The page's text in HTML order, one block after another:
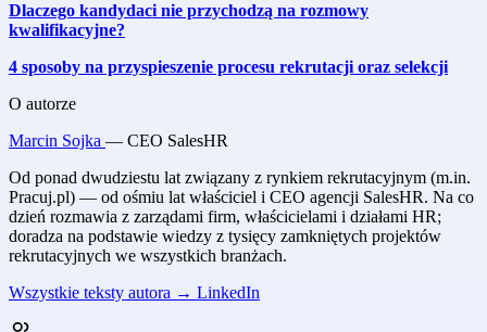
Dlaczego kandydaci nie przychodzą na rozmowy
kwalifikacyjne?
4 sposoby na przyspieszenie procesu rekrutacji oraz selekcji
O autorze
Marcin Sojka — CEO SalesHR
Od ponad dwudziestu lat związany z rynkiem rekrutacyjnym (m.in.
Pracuj.pl) — od ośmiu lat właściciel i CEO agencji SalesHR. Na co
dzień rozmawia z zarządami firm, właścicielami i działami HR;
doradza na podstawie wiedzy z tysięcy zamkniętych projektów
rekrutacyjnych we wszystkich branżach.
Wszystkie teksty autora → LinkedIn